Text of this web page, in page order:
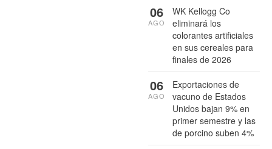
WK Kellogg Co
eliminará los
colorantes artificiales
en sus cereales para
finales de 2026
06
AGO
Exportaciones de
vacuno de Estados
Unidos bajan 9% en
primer semestre y las
de porcino suben 4%
06
AGO